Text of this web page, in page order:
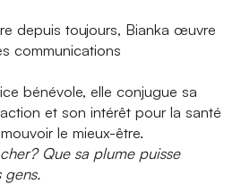
depuis toujours, Bianka œuvre
communications
bénévole, elle conjugue sa
et son intérêt pour la santé
le mieux-être.
Que sa plume puisse
gens.